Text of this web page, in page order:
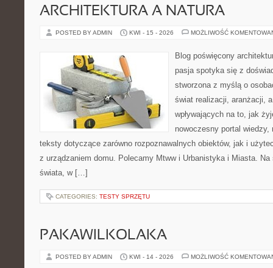
ARCHITEKTURA A NATURA
POSTED BY ADMIN KWI - 15 - 2026 MOŻLIWOŚĆ
Blog poświęcony
pasja spotyka się z
stworzona z myślą o
świat realizacji, aranżacji,
wpływających na to, jak
nowoczesny portal
teksty dotyczące zarówno rozpoznawalnych obiektów, jak i
z urządzaniem domu. Polecamy Mtww i Urbanistyka i Miasta.
świata, w […]
CATEGORIES: TESTY SPRZĘTU
PAKAWILKOLAKA
POSTED BY ADMIN KWI - 14 - 2026 MOŻLIWOŚĆ